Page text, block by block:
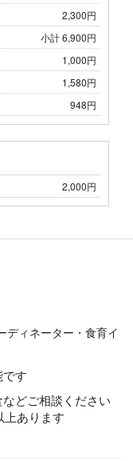
2,300円
小計 6,900円
1,000円
1,580円
948円
2,000円
ディネーター・食育イ
す
どご相談ください
上あります